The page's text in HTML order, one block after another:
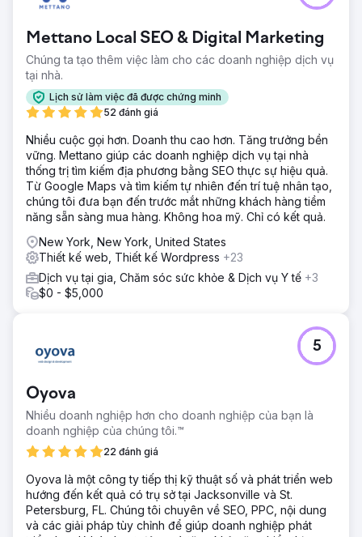
Mettano Local SEO & Digital Marketing
Chúng ta tạo thêm việc làm cho các doanh nghiệp dịch vụ
tại nhà.
Lịch sử làm việc đã được chứng minh
52 đánh giá
Nhiều cuộc gọi hơn. Doanh thu cao hơn. Tăng trưởng bền
vững. Mettano giúp các doanh nghiệp dịch vụ tại nhà
thống trị tìm kiếm địa phương bằng SEO thực sự hiệu quả.
Từ Google Maps và tìm kiếm tự nhiên đến trí tuệ nhân tạo,
chúng tôi đưa bạn đến trước mắt những khách hàng tiềm
năng sẵn sàng mua hàng. Không hoa mỹ. Chỉ có kết quả.
New York, New York, United States
Thiết kế web, Thiết kế Wordpress +23
Dịch vụ tại gia, Chăm sóc sức khỏe & Dịch vụ Y tế +3
$0 - $5,000
Oyova
Nhiều doanh nghiệp hơn cho doanh nghiệp của bạn là
doanh nghiệp của chúng tôi.™
22 đánh giá
5
Oyova là một công ty tiếp thị kỹ thuật số và phát triển web
hướng đến kết quả có trụ sở tại Jacksonville và St.
Petersburg, FL. Chúng tôi chuyên về SEO, PPC, nội dung
và các giải pháp tùy chỉnh để giúp doanh nghiệp phát